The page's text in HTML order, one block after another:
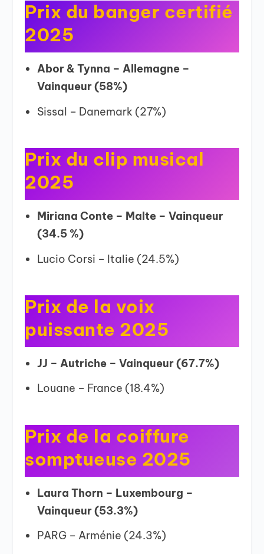
Prix du banger certifié
2025
Abor & Tynna – Allemagne –
Vainqueur (58%)
Sissal – Danemark (27%)
Prix du clip musical
2025
Miriana Conte – Malte – Vainqueur
(34.5 %)
Lucio Corsi – Italie (24.5%)
Prix de la voix
puissante 2025
JJ – Autriche – Vainqueur (67.7%)
Louane – France (18.4%)
Prix de la coiffure
somptueuse 2025
Laura Thorn – Luxembourg –
Vainqueur (53.3%)
PARG – Arménie (24.3%)